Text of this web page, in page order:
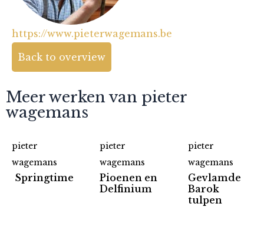
https://www.pieterwagemans.be
Back to overview
Meer werken van pieter
wagemans
pieter
wagemans
Springtime
pieter
wagemans
Pioenen en
Delfinium
pieter
wagemans
Gevlamde
Barok
tulpen